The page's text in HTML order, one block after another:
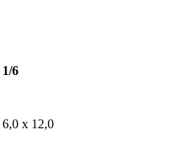
1/6
6,0 x 12,0